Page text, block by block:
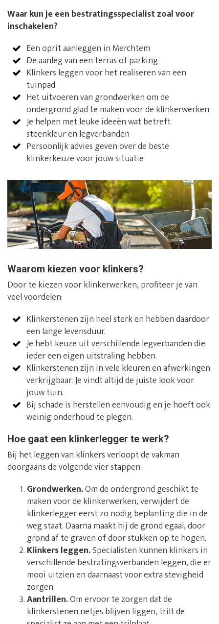
Waar kun je een bestratingsspecialist zoal voor
inschakelen?
Een oprit aanleggen in Merchtem
De aanleg van een terras of parking
Klinkers leggen voor het realiseren van een
tuinpad
Het uitvoeren van grondwerken om de
ondergrond glad te maken voor de klinkerwerken
Je helpen met leuke ideeën wat betreft
steenkleur en legverbanden
Persoonlijk advies geven over de beste
klinkerkeuze voor jouw situatie
Waarom kiezen voor klinkers?
Door te kiezen voor klinkerwerken, profiteer je van
veel voordelen:
Klinkerstenen zijn heel sterk en hebben daardoor
een lange levensduur.
Je hebt keuze uit verschillende legverbanden die
ieder een eigen uitstraling hebben.
Klinkerstenen zijn in vele kleuren en afwerkingen
verkrijgbaar. Je vindt altijd de juiste look voor
jouw tuin.
Bij schade is herstellen eenvoudig en je hoeft ook
weinig onderhoud te plegen.
Hoe gaat een klinkerlegger te werk?
Bij het leggen van klinkers verloopt de vakman
doorgaans de volgende vier stappen:
Grondwerken.Om de ondergrond geschikt te
maken voor de klinkerwerken, verwijdert de
klinkerlegger eerst zo nodig beplanting die in de
weg staat. Daarna maakt hij de grond egaal, door
grond af te graven of door stukken op te hogen.
Klinkers leggen.Specialisten kunnen klinkers in
verschillende bestratingsverbanden leggen, die er
mooi uitzien en daarnaast voor extra stevigheid
zorgen.
Aantrillen.Om ervoor te zorgen dat de
klinkerstenen netjes blijven liggen, trilt de